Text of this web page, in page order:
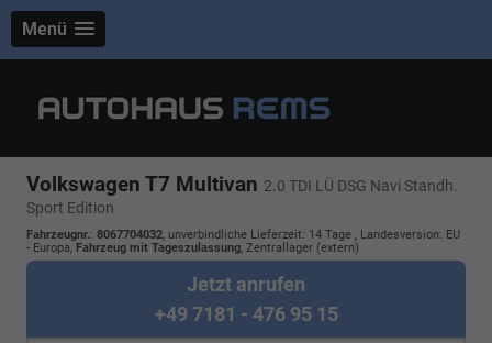
Menü
Volkswagen T7 Multivan 2.0 TDI LÜ DSG Navi Standh.
Sport Edition
Fahrzeugnr.: 8067704032, unverbindliche Lieferzeit: 14 Tage , Landesversion: EU
- Europa, Fahrzeug mit Tageszulassung, Zentrallager (extern)
Jetzt anrufen
+49 7181 - 476 95 15